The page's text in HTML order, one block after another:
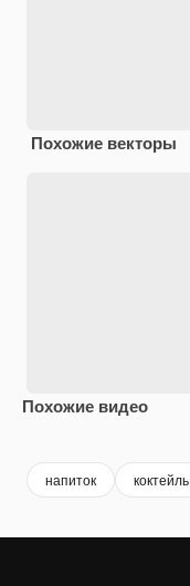
Похожие векторы
Похожие видео
напиток коктейль